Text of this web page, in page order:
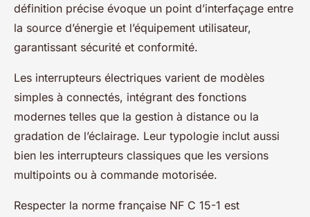
définition précise évoque un point d’interfaçage entre
la source d’énergie et l’équipement utilisateur,
garantissant sécurité et conformité.
Les interrupteurs électriques varient de modèles
simples à connectés, intégrant des fonctions
modernes telles que la gestion à distance ou la
gradation de l’éclairage. Leur typologie inclut aussi
bien les interrupteurs classiques que les versions
multipoints ou à commande motorisée.
Respecter la norme française NF C 15-1 est